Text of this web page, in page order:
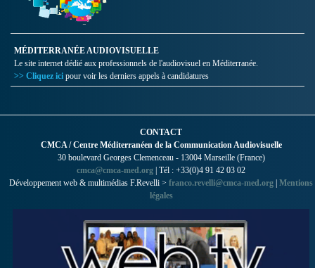
MÉDITERRANÉE AUDIOVISUELLE
Le site internet dédié aux professionnels de l'audiovisuel en Méditerranée.
>> Cliquez ici pour voir les derniers appels à candidatures
CONTACT
CMCA / Centre Méditerranéen de la Communication Audiovisuelle
30 boulevard Georges Clemenceau - 13004 Marseille (France)
cmca@cmca-med.org | Tél : +33(0)4 91 42 03 02
Développement web & multimédias F.Revelli > franco.revelli@cmca-med.org | Mentions
légales